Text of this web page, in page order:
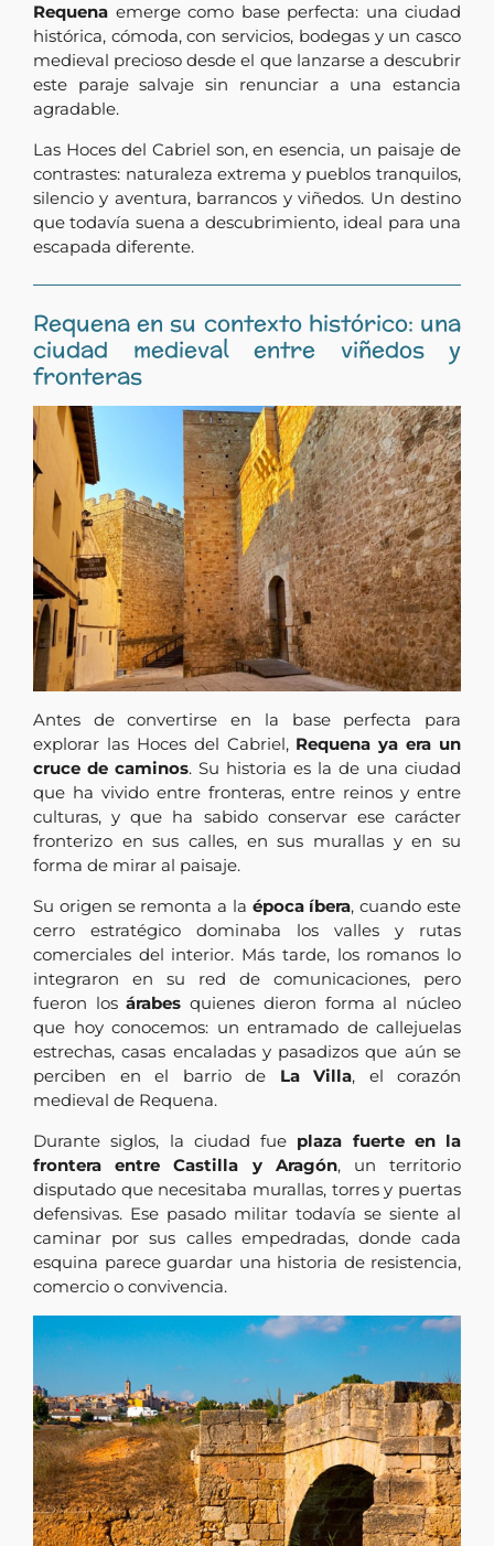
Requena emerge como base perfecta: una ciudad
histórica, cómoda, con servicios, bodegas y un casco
medieval precioso desde el que lanzarse a descubrir
este paraje salvaje sin renunciar a una estancia
agradable.
Las Hoces del Cabriel son, en esencia, un paisaje de
contrastes: naturaleza extrema y pueblos tranquilos,
silencio y aventura, barrancos y viñedos. Un destino
que todavía suena a descubrimiento, ideal para una
escapada diferente.
Requena en su contexto histórico: una
ciudad medieval entre viñedos y
fronteras
Antes de convertirse en la base perfecta para
explorar las Hoces del Cabriel, Requena ya era un
cruce de caminos. Su historia es la de una ciudad
que ha vivido entre fronteras, entre reinos y entre
culturas, y que ha sabido conservar ese carácter
fronterizo en sus calles, en sus murallas y en su
forma de mirar al paisaje.
Su origen se remonta a la época íbera, cuando este
cerro estratégico dominaba los valles y rutas
comerciales del interior. Más tarde, los romanos lo
integraron en su red de comunicaciones, pero
fueron losárabes quienes dieron forma al núcleo
que hoy conocemos: un entramado de callejuelas
estrechas, casas encaladas y pasadizos que aún se
perciben en el barrio de La Villa, el corazón
medieval de Requena.
Durante siglos, la ciudad fue plaza fuerte en la
frontera entre Castilla y Aragón, un territorio
disputado que necesitaba murallas, torres y puertas
defensivas. Ese pasado militar todavía se siente al
caminar por sus calles empedradas, donde cada
esquina parece guardar una historia de resistencia,
comercio o convivencia.